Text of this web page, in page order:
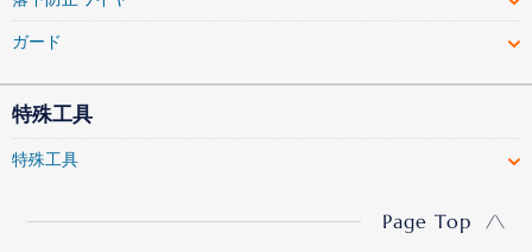
ガード
特殊工具
特殊工具
Page Top